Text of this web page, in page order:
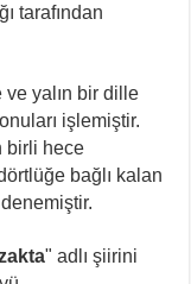
tarafından
yalın bir dille
işlemiştir.
birli hece
bağlı kalan
" adlı şiirini